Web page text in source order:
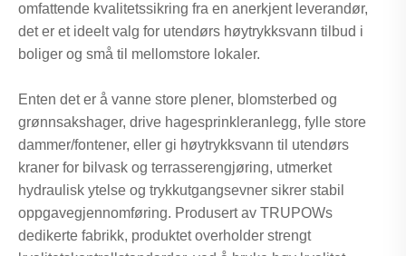
omfattende kvalitetssikring fra en anerkjent leverandør,
det er et ideelt valg for utendørs høytrykksvann tilbud i
boliger og små til mellomstore lokaler.
Enten det er å vanne store plener, blomsterbed og
grønnsakshager, drive hagesprinkleranlegg, fylle store
dammer/fontener, eller gi høytrykksvann til utendørs
kraner for bilvask og terrasserengjøring, utmerket
hydraulisk ytelse og trykkutgangsevner sikrer stabil
oppgavegjennomføring. Produsert av TRUPOWs
dedikerte fabrikk, produktet overholder strengt